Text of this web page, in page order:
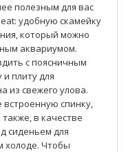
полезным для вас
удобную скамейку
который можно
аквариумом.
с поясничным
плиту для
из свежего улова.
спинку,
в качестве
сиденьем для
холоде. Чтобы